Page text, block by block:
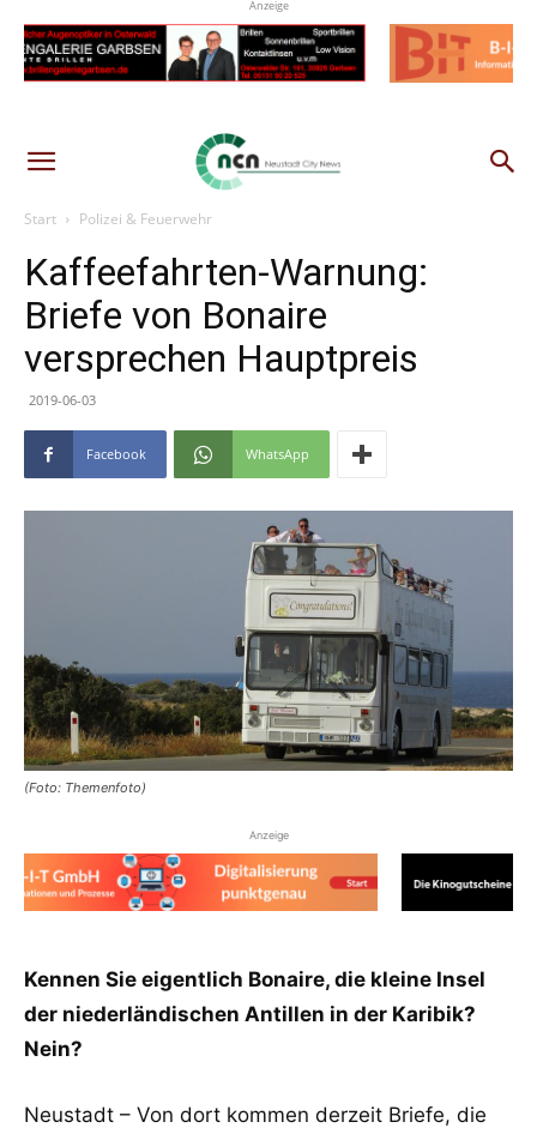
Anzeige
Start Polizei & Feuerwehr
Kaffeefahrten-Warnung:
Briefe von Bonaire
versprechen Hauptpreis
2019-06-03
Facebook WhatsApp
(Foto: Themenfoto)
Anzeige
Kennen Sie eigentlich Bonaire, die kleine Insel
der niederländischen Antillen in der Karibik?
Nein?
Neustadt – Von dort kommen derzeit Briefe, die